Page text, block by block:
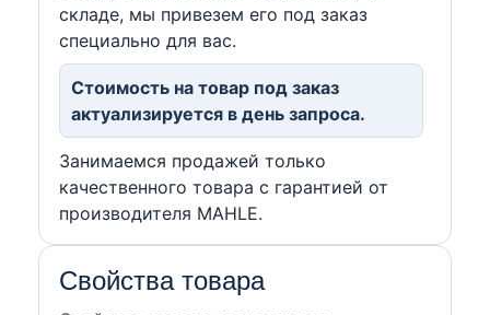
складе, мы привезем его под заказ
специально для вас.
Стоимость на товар под заказ
актуализируется в день запроса.
Занимаемся продажей только
качественного товара с гарантией от
производителя MAHLE.
Свойства товара